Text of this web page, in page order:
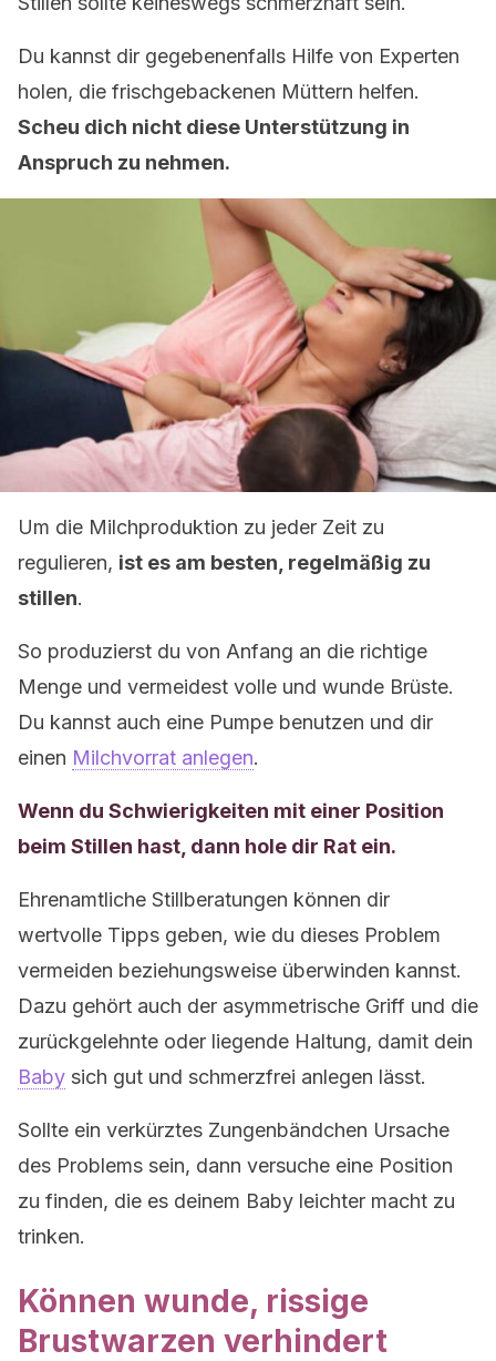
Du kannst dir gegebenenfalls Hilfe von Experten
holen, die frischgebackenen Müttern helfen.
Scheu dich nicht diese Unterstützung in
Anspruch zu nehmen.
Um die Milchproduktion zu jeder Zeit zu
regulieren, ist es am besten, regelmäßig zu
stillen.
So produzierst du von Anfang an die richtige
Menge und vermeidest volle und wunde Brüste.
Du kannst auch eine Pumpe benutzen und dir
einen Milchvorrat anlegen.
Wenn du Schwierigkeiten mit einer Position
beim Stillen hast, dann hole dir Rat ein.
Ehrenamtliche Stillberatungen können dir
wertvolle Tipps geben, wie du dieses Problem
vermeiden beziehungsweise überwinden kannst.
Dazu gehört auch der asymmetrische Griff und die
zurückgelehnte oder liegende Haltung, damit dein
Baby sich gut und schmerzfrei anlegen lässt.
Sollte ein verkürztes Zungenbändchen Ursache
des Problems sein, dann versuche eine Position
zu finden, die es deinem Baby leichter macht zu
trinken.
Können wunde, rissige
Brustwarzen verhindert